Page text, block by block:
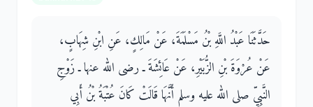
حَدَّثَنَا عَبْدُ اللَّهِ بْنُ مَسْلَمَةَ، عَنْ مَالِكٍ، عَنِ ابْنِ شِهَابٍ،
عَنْ عُرْوَةَ بْنِ الزُّبَيْرِ، عَنْ عَائِشَةَ ـ رضى الله عنها ـ زَوْجِ
النَّبِيِّ صلى الله عليه وسلم أَنَّهَا قَالَتْ كَانَ عُتْبَةُ بْنُ أَبِي